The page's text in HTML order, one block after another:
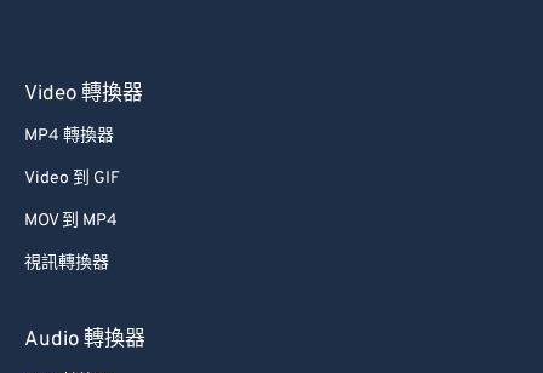
Video 轉換器
MP4 轉換器
Video 到 GIF
MOV 到 MP4
視訊轉換器
Audio 轉換器